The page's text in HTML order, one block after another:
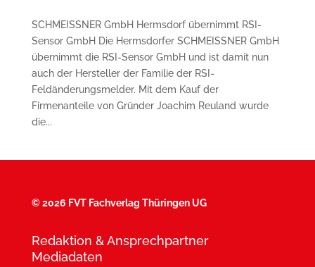
SCHMEISSNER GmbH Hermsdorf übernimmt RSI-
Sensor GmbH Die Hermsdorfer SCHMEISSNER GmbH
übernimmt die RSI-Sensor GmbH und ist damit nun
auch der Hersteller der Familie der RSI-
Feldänderungsmelder. Mit dem Kauf der
Firmenanteile von Gründer Joachim Reuland wurde
die...
©2026 FVT Fachverlag Thüringen UG
Redaktion & Ansprechpartner
Mediadaten